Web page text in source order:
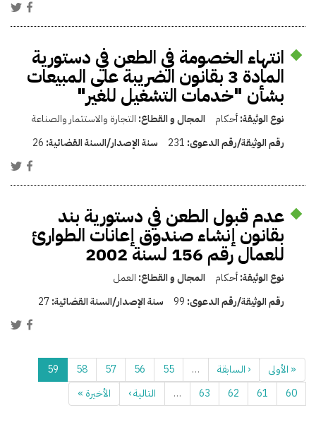
انتهاء الخصومة في الطعن في دستورية
المادة 3 بقانون الضريبة على المبيعات
بشأن "خدمات ‏التشغيل للغير"
نوع الوثيقة:أحكام المجال و القطاع: التجارة والاستثمار والصناعة
رقم الوثيقة/رقم الدعوى: 231 سنة الإصدار/السنة القضائية: 26
عدم قبول الطعن في دستورية بند
بقانون إنشاء صندوق إعانات الطوارئ
للعمال رقم 156 لسنة 2002
نوع الوثيقة:أحكام المجال و القطاع: العمل
رقم الوثيقة/رقم الدعوى: 99 سنة الإصدار/السنة القضائية:27
« الأولى ‹ السابقة …
55
56
57
58
59
60
61
62
63
… التالية › الأخيرة »